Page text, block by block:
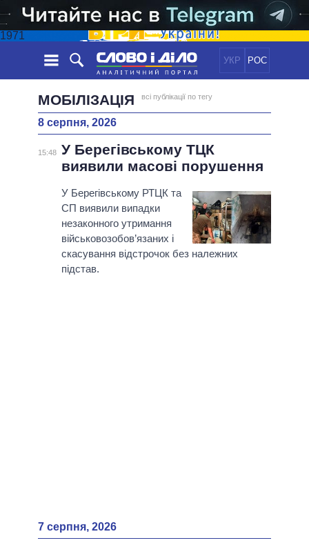
1971
УКР РОС
НОВИНИ
СТРІЧКА
ПОДІЇ
СТАТТІ
ДУМКИ
ОГЛЯДИ
ДАЙДЖЕСТИ
ЕКОНОМІКА
СУСПІЛЬСТВО
СВІТ
ПОЛIТИКИ
УСІ ПОЛІТИКИ
ПРЕЗИДЕНТ І ОФІС
ВЕРХОВНА РАДА
КАБІНЕТ МІНІСТРІВ
ГОЛОВИ ОБЛАДМІНІСТРАЦІЙ
ІНФОГРАФІКА
ВІДЕО
ПІДТРИМАТИ
МОБІЛІЗАЦІЯ всі публікації по тегу
8 серпня, 2026
15:48 У Берегівському ТЦК
виявили масові порушення
У Берегівському РТЦК та
СП виявили випадки
незаконного утримання
військовозобов’язаних і
скасування відстрочок без належних
підстав.
7 серпня, 2026